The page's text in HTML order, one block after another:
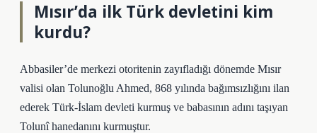
Mısır’da ilk Türk devletini kim
kurdu?
Abbasiler’de merkezi otoritenin zayıfladığı dönemde Mısır
valisi olan Tolunoğlu Ahmed, 868 yılında bağımsızlığını ilan
ederek Türk-İslam devleti kurmuş ve babasının adını taşıyan
Tolunî hanedanını kurmuştur.